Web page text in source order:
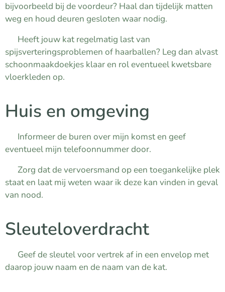
bijvoorbeeld bij de voordeur? Haal dan tijdelijk matten
weg en houd deuren gesloten waar nodig.
✔ Heeft jouw kat regelmatig last van
spijsverteringsproblemen of haarballen? Leg dan alvast
schoonmaakdoekjes klaar en rol eventueel kwetsbare
vloerkleden op.
Huis en omgeving
✔ Informeer de buren over mijn komst en geef
eventueel mijn telefoonnummer door.
✔ Zorg dat de vervoersmand op een toegankelijke plek
staat en laat mij weten waar ik deze kan vinden in geval
van nood.
Sleuteloverdracht
✔ Geef de sleutel voor vertrek af in een envelop met
daarop jouw naam en de naam van de kat.